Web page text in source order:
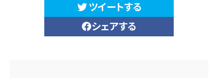
ツイートする
シェアする